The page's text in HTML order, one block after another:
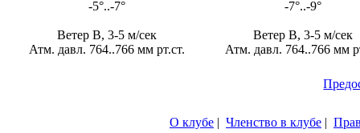
-5°..-7°
Ветер В, 3-5 м/сек
Атм. давл. 764..766 мм рт.ст.
-7°..-9°
Ветер В, 3-5 м/сек
Атм. давл. 764..766 мм
О клубе | Членство в клубе |